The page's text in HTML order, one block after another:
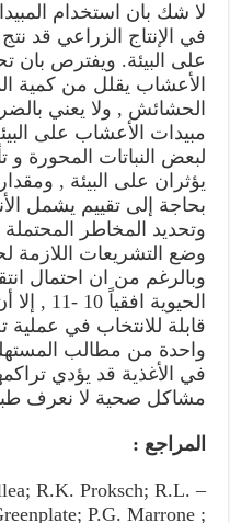
لا شك بان استخدام
في الإنتاج الزراعي قد
على البيئة. ويفترص بان
الأعشاب يقلل من كمية
الحشائش , ولا يعني
مبيدات الأعشاب على
لبعض النباتات المحورة و
يؤثران على البيئة ,
بحاجة إلى تقييم يشمل
وتحديد المخاطر
وضع التشريعات اللازمة
وبالرغم من ان احتمال
الحيوية
قابلة للانتخاب في
واحدة من مطالب
في الأغذية قد يؤدي
مشاكل صحية لا نعرف
المراجع :
R.K. Proksch; R.L.
P.G. Marrone ;